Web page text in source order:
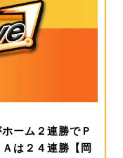
ーム２連勝でＰ
は２４連勝【岡